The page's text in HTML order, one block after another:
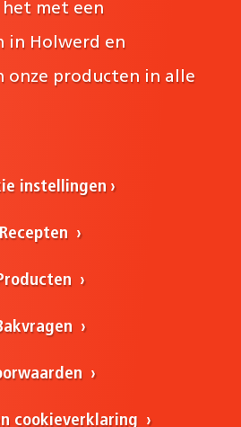
met een
in Holwerd en
onze producten in alle
instellingen
Recepten
cookieverklaring